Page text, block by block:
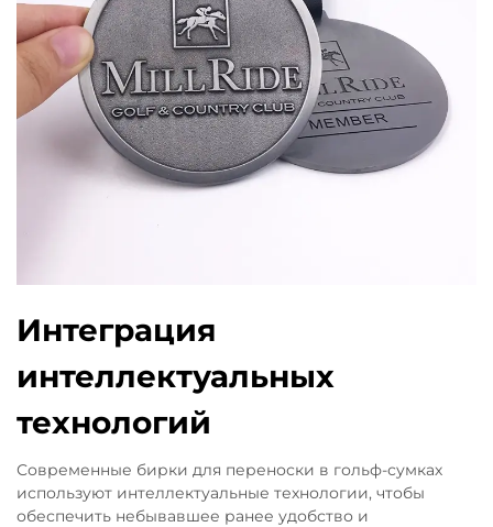
Интеграция
интеллектуальных
технологий
Современные бирки для переноски в гольф-сумках
используют интеллектуальные технологии, чтобы
обеспечить небывавшее ранее удобство и